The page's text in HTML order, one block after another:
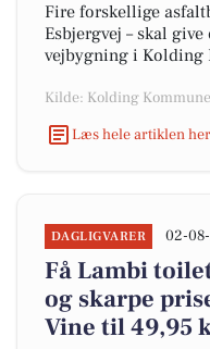
Fire forskellige
Esbjergvej – skal
vejbygning i Kolding
Kilde: Kolding Kommune
Læs hele artiklen her
DAGLIGVARER 02-
Få Lambi
og skarpe
Vine til 49,95